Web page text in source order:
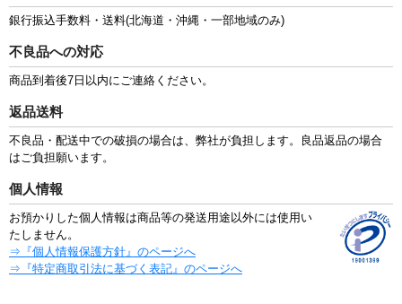
銀行振込手数料・送料(北海道・沖縄・一部地域のみ)
不良品への対応
商品到着後7日以内にご連絡ください。
返品送料
不良品・配送中での破損の場合は、弊社が負担します。良品返品の場合
はご負担願います。
個人情報
お預かりした個人情報は商品等の発送用途以外には使用い
たしません。
⇒『個人情報保護方針』のページへ
⇒『特定商取引法に基づく表記』のページへ